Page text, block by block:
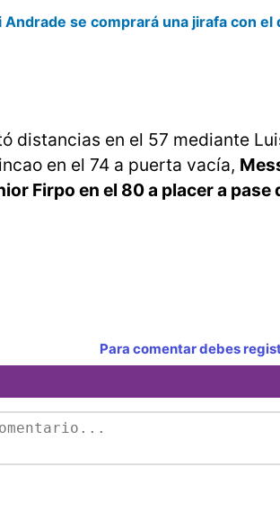
Andrade se comprará una jirafa con el
distancias en el 57 mediante
en el 74 a puerta vacía,
Firpo en el 80 a placer a
Para comentar debes